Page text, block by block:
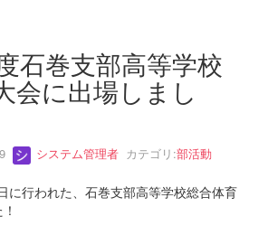
石巻支部高等学校
会に出場しまし
システム管理者 カテゴリ:部活動
に行われた、石巻支部高等学校総合体育